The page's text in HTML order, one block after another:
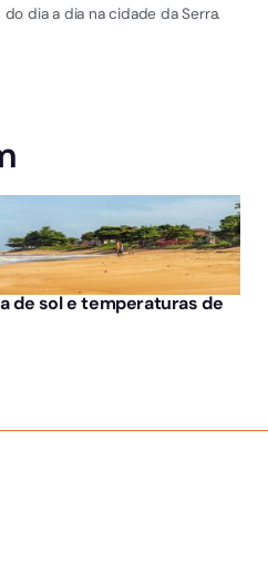
dia a dia na cidade da Serra.
de sol e temperaturas de